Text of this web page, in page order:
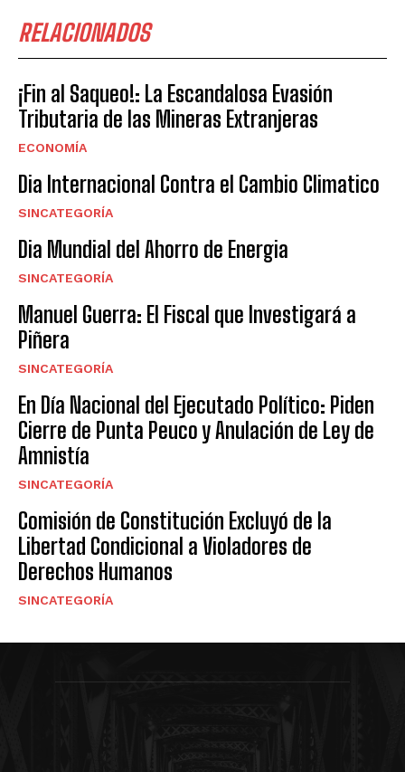
RELACIONADOS
¡Fin al Saqueo!: La Escandalosa Evasión
Tributaria de las Mineras Extranjeras
ECONOMÍA
Dia Internacional Contra el Cambio Climatico
SINCATEGORÍA
Dia Mundial del Ahorro de Energia
SINCATEGORÍA
Manuel Guerra: El Fiscal que Investigará a
Piñera
SINCATEGORÍA
En Día Nacional del Ejecutado Político: Piden
Cierre de Punta Peuco y Anulación de Ley de
Amnistía
SINCATEGORÍA
Comisión de Constitución Excluyó de la
Libertad Condicional a Violadores de
Derechos Humanos
SINCATEGORÍA